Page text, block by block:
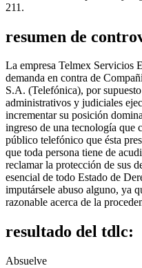
211.
resumen de
La empresa Telmex Servicios
demanda en contra de
S.A. (Telefónica), por
administrativos y judiciales
incrementar su posición
ingreso de una tecnología que
público telefónico que ésta
que toda persona tiene de
reclamar la protección de sus
esencial de todo Estado de
imputársele abuso alguno, ya
razonable acerca de la
resultado del tdlc:
Absuelve